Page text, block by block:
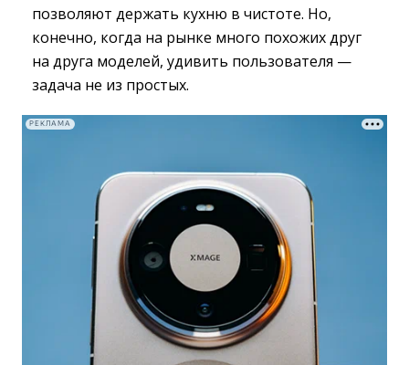
позволяют держать кухню в чистоте. Но,
конечно, когда на рынке много похожих друг
на друга моделей, удивить пользователя —
задача не из простых.
РЕКЛАМА